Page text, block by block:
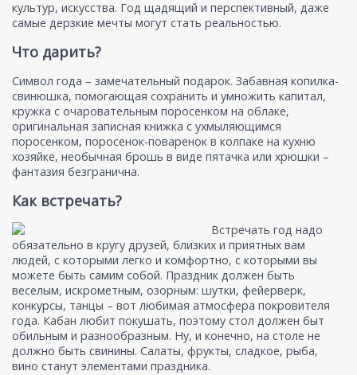
культур, искусства. Год щадящий и перспективный, даже
самые дерзкие мечты могут стать реальностью.
Что дарить?
Символ года – замечательный подарок. Забавная копилка-
свинюшка, помогающая сохранить и умножить капитал,
кружка с очаровательным поросенком на облаке,
оригинальная записная книжка с ухмыляющимся
поросенком, поросенок-поваренок в колпаке на кухню
хозяйке, необычная брошь в виде пятачка или хрюшки –
фантазия безгранична.
Как встречать?
Встречать год надо
обязательно в кругу друзей, близких и приятных вам
людей, с которыми легко и комфортно, с которыми вы
можете быть самим собой. Праздник должен быть
веселым, искрометным, озорным: шутки, фейерверк,
конкурсы, танцы – вот любимая атмосфера покровителя
года. Кабан любит покушать, поэтому стол должен быт
обильным и разнообразным. Ну, и конечно, на столе не
должно быть свинины. Салаты, фрукты, сладкое, рыба,
вино станут элементами праздника.